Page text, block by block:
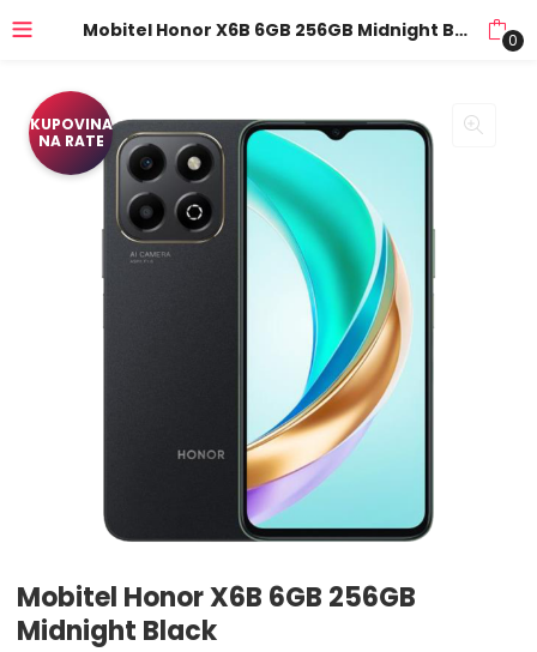
Mobitel Honor X6B 6GB 256GB Midnight Black 0
KUPOVINA
NA RATE
Mobitel Honor X6B 6GB 256GB
Midnight Black